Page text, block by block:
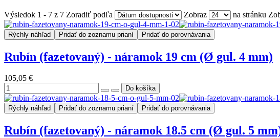
Výsledok 1 - 7 z 7 Zoradiť podľa Zobraz na stránku
Rýchly náhľad Pridať do zoznamu prianí Pridať do porovnávania
Rubín (fazetovaný) - náramok 19 cm (Ø gul. 4 mm)
105,05 €
Rýchly náhľad Pridať do zoznamu prianí Pridať do porovnávania
Rubín (fazetovaný) - náramok 18.5 cm (Ø gul. 5